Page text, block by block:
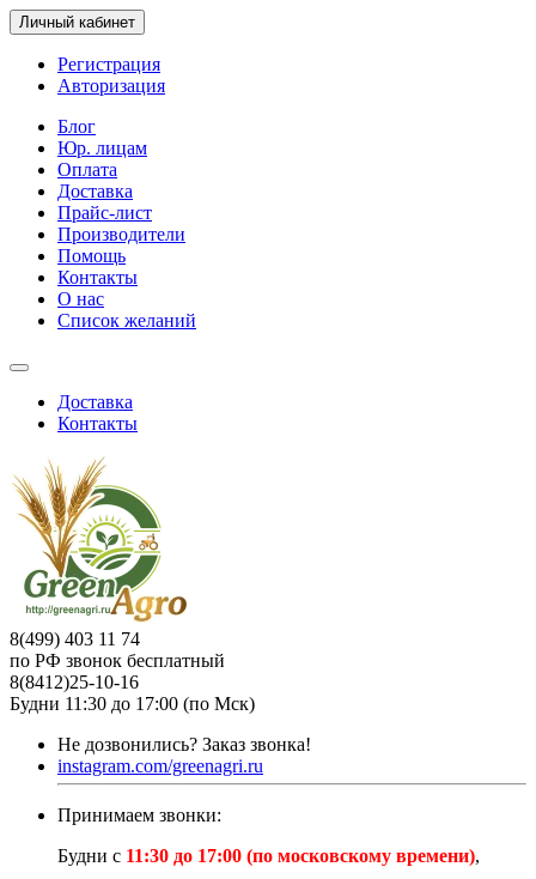
Личный кабинет
Регистрация
Авторизация
Блог
Юр. лицам
Оплата
Доставка
Прайс-лист
Производители
Помощь
Контакты
О нас
Список желаний
Доставка
Контакты
8(499) 403 11 74
по РФ звонок бесплатный
8(8412)25-10-16
Будни 11:30 до 17:00 (по Мск)
Не дозвонились? Заказ звонка!
instagram.com/greenagri.ru
Принимаем звонки:
Будни с 11:30 до 17:00 (по московскому времени),